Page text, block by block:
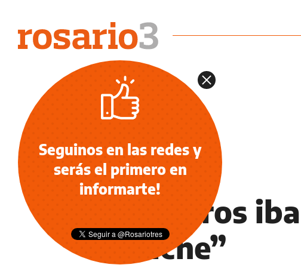
NOTICIAS
“Los tiros
boliche”
Seguinos en las redes y
serás el primero en
informarte!